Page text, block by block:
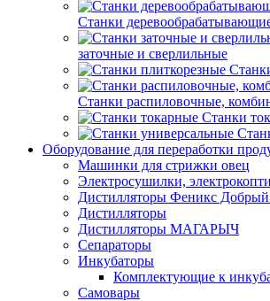
Станки
заточные и сверлильные
Станки распиловочные,
Станки
Оборудование для переработки
Машинки для стрижки овец
Электросушилки,
Дистилляторы Феникс
Дистилляторы
Дистилляторы МАГАРЫЧ
Сепараторы
Инкубаторы
Комплектующие к
Самовары